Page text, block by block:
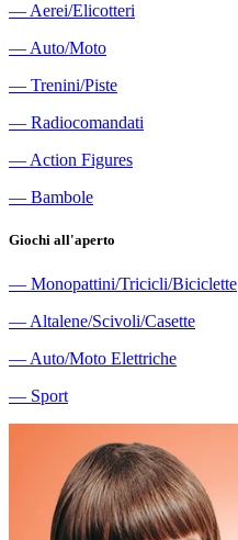
― Aerei/Elicotteri
― Auto/Moto
― Trenini/Piste
― Radiocomandati
― Action Figures
― Bambole
Giochi all'aperto
― Monopattini/Tricicli/Biciclette
― Altalene/Scivoli/Casette
― Auto/Moto Elettriche
― Sport